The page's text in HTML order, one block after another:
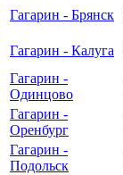
Гагарин - Брянск
Гагарин - Калуга
Гагарин -
Одинцово
Гагарин -
Оренбург
Гагарин -
Подольск